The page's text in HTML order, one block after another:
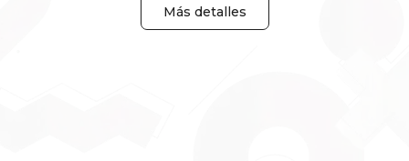
Más detalles